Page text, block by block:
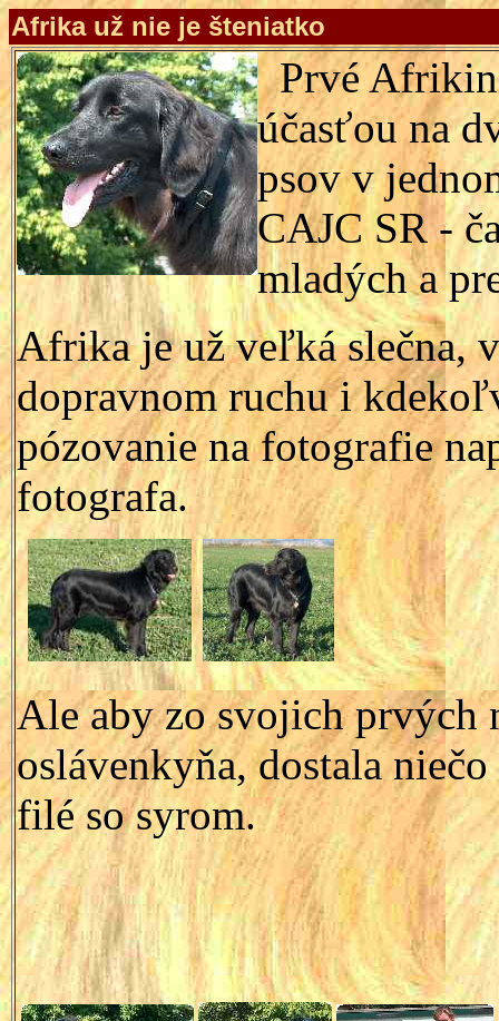
Afrika už nie je šteniatko
Prvé
účasťou na
psov v
CAJC SR -
mladých a
Afrika je už veľká slečna,
dopravnom ruchu i
pózovanie na fotografie
fotografa.
Ale aby zo svojich prvých
oslávenkyňa, dostala
filé so syrom.